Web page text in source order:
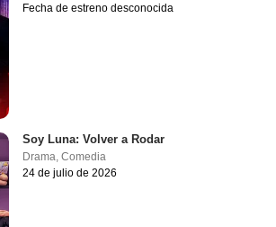
Fecha de estreno desconocida
Soy Luna: Volver a Rodar
Drama,Comedia
24 de julio de 2026